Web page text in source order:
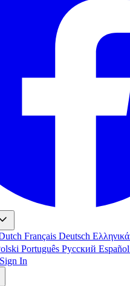
Français Deutsch Ελληνικά
Português Русский Español
Sign In